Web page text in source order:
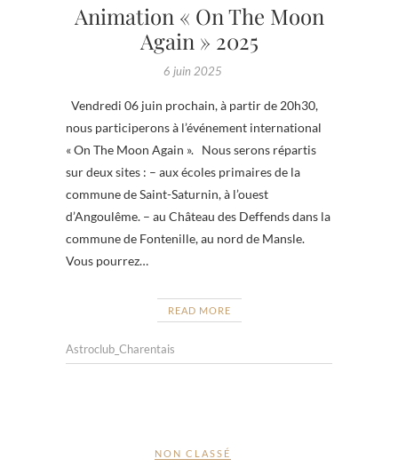
Animation « On The Moon
Again » 2025
6 juin 2025
Vendredi 06 juin prochain, à partir de 20h30,
nous participerons à l’événement international
« On The Moon Again ». Nous serons répartis
sur deux sites : – aux écoles primaires de la
commune de Saint-Saturnin, à l’ouest
d’Angoulême. – au Château des Deffends dans la
commune de Fontenille, au nord de Mansle.
Vous pourrez…
READ MORE
Astroclub_Charentais
NON CLASSÉ